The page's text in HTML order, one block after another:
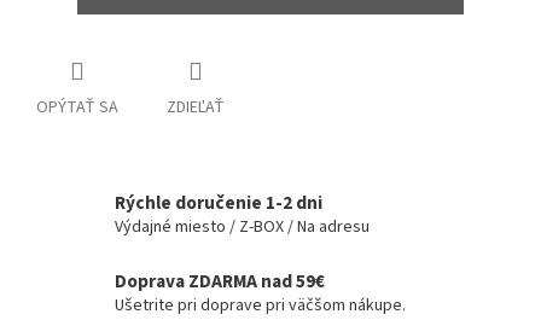
OPÝTAŤ SA ZDIEĽAŤ
Rýchle doručenie 1-2 dni
Výdajné miesto / Z-BOX / Na adresu
Doprava ZDARMA nad 59€
Ušetrite pri doprave pri väčšom nákupe.